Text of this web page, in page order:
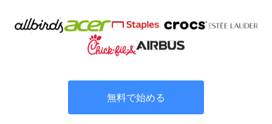
無料で始める